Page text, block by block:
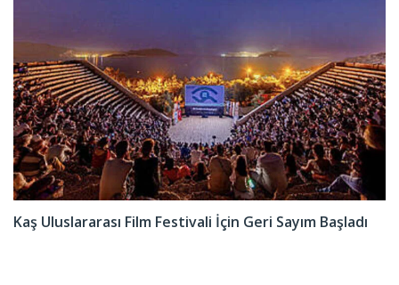
Kaş Uluslararası Film Festivali İçin Geri Sayım Başladı